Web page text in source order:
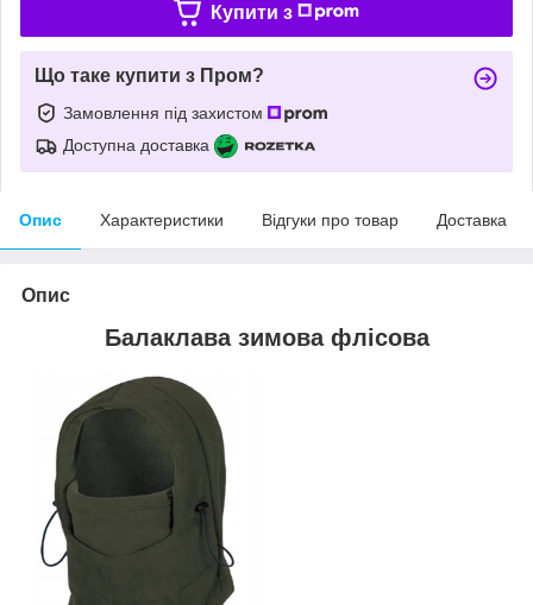
Купити з
Що таке купити з Пром?
Замовлення під захистом
Доступна доставка
Опис Характеристики Відгуки про товар Доставка
Опис
Балаклава зимова флісова